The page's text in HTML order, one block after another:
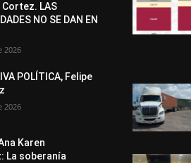
Cortez. LAS
NO SE DAN EN
2026
POLÍTICA, Felipe
2026
Karen
La soberanía